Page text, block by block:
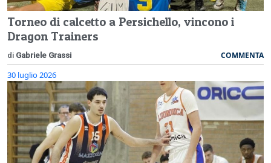
Torneo di calcetto a Persichello, vincono i
Dragon Trainers
di Gabriele Grassi COMMENTA
30 luglio 2026